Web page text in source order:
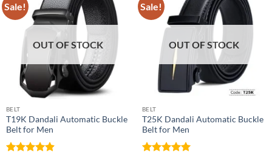
Sale!
OUT OF STOCK
BELT
T19K Dandali Automatic Buckle
Belt for Men
Sale!
OUT OF STOCK
BELT
T25K Dandali Automatic Buckle
Belt for Men